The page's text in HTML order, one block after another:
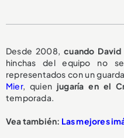
Desde 2008, cuando
hinchas del equipo no
representados con un
Mier, quien jugaría en el
temporada.
Vea también: Las mejores